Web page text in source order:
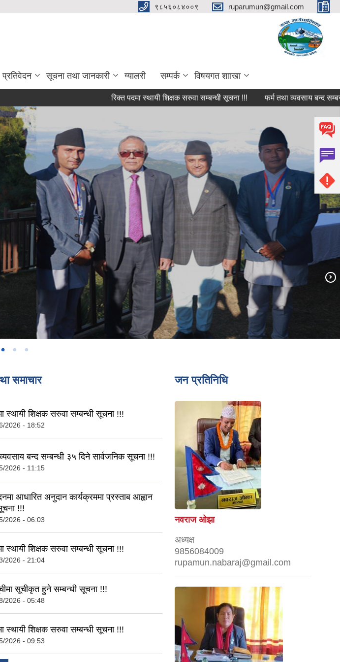
९८५६०८४००९ ruparumun@gmail.com
प्रतिवेदन सूचना तथा जानकारी ग्यालरी सम्पर्क विषयगत शााखा
रिक्त पदमा स्थायी शिक्षक सरुवा सम्बन्धी सूचना !!! फर्म तथा व्यवसाय बन्द सम्बन्धी ३५
समाचार
स्थायी शिक्षक सरुवा सम्बन्धी सूचना !!!
2026 - 18:52
बन्द सम्बन्धी ३५ दिने सार्वजनिक सूचना !!!
2026 - 11:15
आधारित अनुदान कार्यक्रममा प्रस्ताब आह्वान
!!!
2026 - 06:03
स्थायी शिक्षक सरुवा सम्बन्धी सूचना !!!
2026 - 21:04
सूचीकृत हुने सम्बन्धी सूचना !!!
2026 - 05:48
स्थायी शिक्षक सरुवा सम्बन्धी सूचना !!!
2026 - 09:53
जन प्रतिनिधि
नवराज ओझा
अध्यक्ष
9856084009
rupamun.nabaraj@gmail.com